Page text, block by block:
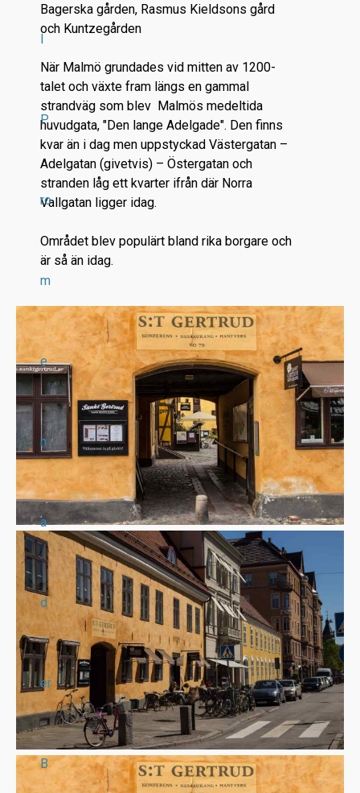
l
P
ro
m
e
n
a
d
er
B
Bagerska gården, Rasmus Kieldsons gård
och Kuntzegården
När Malmö grundades vid mitten av 1200-
talet och växte fram längs en gammal
strandväg som blev Malmös medeltida
huvudgata, "Den lange Adelgade". Den finns
kvar än i dag men uppstyckad Västergatan –
Adelgatan (givetvis) – Östergatan och
stranden låg ett kvarter ifrån där Norra
Vallgatan ligger idag.
Området blev populärt bland rika borgare och
är så än idag.